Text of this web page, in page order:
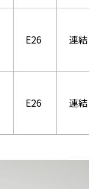
E26 連結
E26 連結